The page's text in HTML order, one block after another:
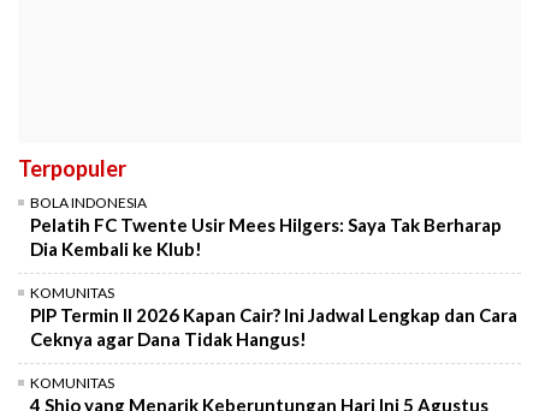
Terpopuler
BOLA INDONESIA
Pelatih FC Twente Usir Mees Hilgers: Saya Tak Berharap
Dia Kembali ke Klub!
KOMUNITAS
PIP Termin II 2026 Kapan Cair? Ini Jadwal Lengkap dan Cara
Ceknya agar Dana Tidak Hangus!
KOMUNITAS
4 Shio yang Menarik Keberuntungan Hari Ini 5 Agustus